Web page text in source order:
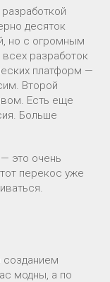
десяток
но с огромным
разработок
платформ —
Второй
Есть еще
Больше
это очень
перекос уже
созданием
модны, а по